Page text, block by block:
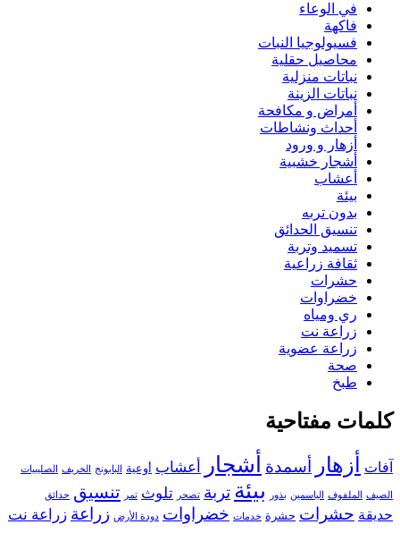
في الوعاء
فاكهة
فسيولوجيا النبات
محاصيل حقلية
نباتات منزلية
نباتات الزينة
أمراض و مكافحة
أحداث ونشاطات
أزهار و ورود
أشجار خشبية
أعشاب
بيئة
بدون تربه
تنسيق الحدائق
تسميد وتربة
ثقافة زراعية
حشرات
خضراوات
ري ومياه
زراعة نت
زراعة عضوية
صحة
طبخ
كلمات مفتاحية
آفات أزهار أسمدة أشجار أعشاب أوعية البابونج الخريف الصليبيات
الصيف الملفوف الياسمين بذور بيئة تربة تصحر تلوث تمر تنسيق حدائق
حديقة حشرات حشرة خدمات خضراوات دودة الأرض زراعة زراعة نت